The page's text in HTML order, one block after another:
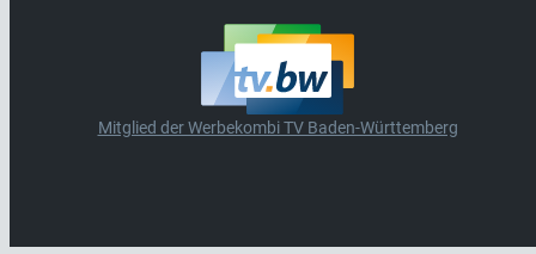
Mitglied der Werbekombi TV Baden-Württemberg